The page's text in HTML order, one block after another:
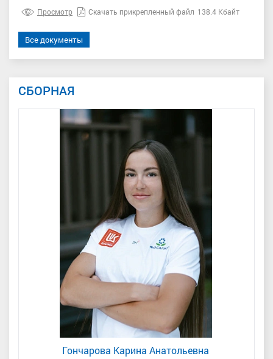
Просмотр Скачать прикрепленный файл 138.4 Кбайт
Все документы
СБОРНАЯ
Гончарова Карина Анатольевна